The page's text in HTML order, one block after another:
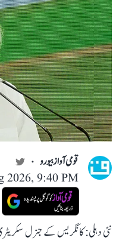
قومی آواز بیورو
2026, 9:40 PM
نئی دہلی: کانگریس کے جنرل